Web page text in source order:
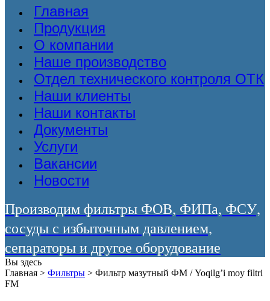
Главная
Продукция
О компании
Наше производство
Отдел технического контроля ОТК
Наши клиенты
Наши контакты
Документы
Услуги
Вакансии
Новости
Производим фильтры ФОВ, ФИПа, ФСУ,
сосуды с избыточным давлением,
сепараторы и другое оборудование
Вы здесь
Главная > Фильтры > Фильтр мазутный ФМ / Yoqilg’i moy filtri
FM